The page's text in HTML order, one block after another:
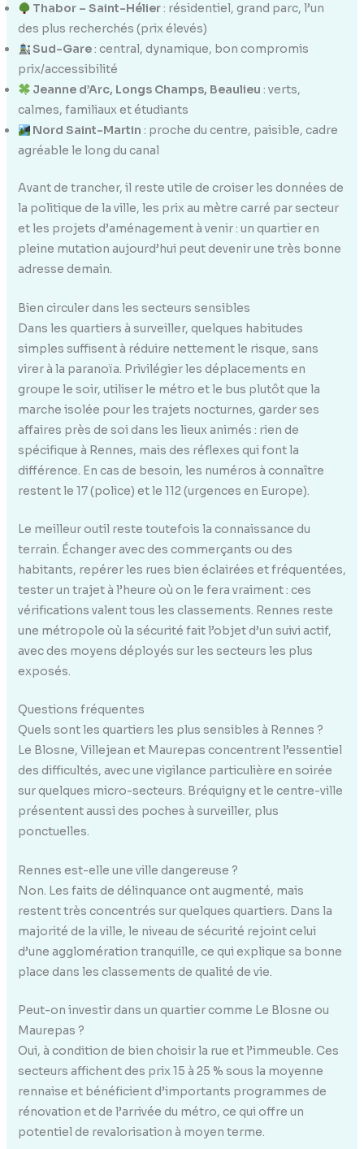
Thabor – Saint-Hélier: résidentiel, grand parc, l’un
des plus recherchés (prix élevés)
Sud-Gare: central, dynamique, bon compromis
prix/accessibilité
Jeanne d’Arc, Longs Champs, Beaulieu : verts,
calmes, familiaux et étudiants
Nord Saint-Martin : proche du centre, paisible, cadre
agréable le long du canal
Avant de trancher, il reste utile de croiser les données de
la politique de la ville, les prix au mètre carré par secteur
et les projets d’aménagement à venir : un quartier en
pleine mutation aujourd’hui peut devenir une très bonne
adresse demain.
Bien circuler dans les secteurs sensibles
Dans les quartiers à surveiller, quelques habitudes
simples suffisent à réduire nettement le risque, sans
virer à la paranoïa. Privilégier les déplacements en
groupe le soir, utiliser le métro et le bus plutôt que la
marche isolée pour les trajets nocturnes, garder ses
affaires près de soi dans les lieux animés : rien de
spécifique à Rennes, mais des réflexes qui font la
différence. En cas de besoin, les numéros à connaître
restent le 17 (police) et le 112 (urgences en Europe).
Le meilleur outil reste toutefois la connaissance du
terrain. Échanger avec des commerçants ou des
habitants, repérer les rues bien éclairées et fréquentées,
tester un trajet à l’heure où on le fera vraiment : ces
vérifications valent tous les classements. Rennes reste
une métropole où la sécurité fait l’objet d’un suivi actif,
avec des moyens déployés sur les secteurs les plus
exposés.
Questions fréquentes
Quels sont les quartiers les plus sensibles à Rennes ?
Le Blosne, Villejean et Maurepas concentrent l’essentiel
des difficultés, avec une vigilance particulière en soirée
sur quelques micro-secteurs. Bréquigny et le centre-ville
présentent aussi des poches à surveiller, plus
ponctuelles.
Rennes est-elle une ville dangereuse ?
Non. Les faits de délinquance ont augmenté, mais
restent très concentrés sur quelques quartiers. Dans la
majorité de la ville, le niveau de sécurité rejoint celui
d’une agglomération tranquille, ce qui explique sa bonne
place dans les classements de qualité de vie.
Peut-on investir dans un quartier comme Le Blosne ou
Maurepas ?
Oui, à condition de bien choisir la rue et l’immeuble. Ces
secteurs affichent des prix 15 à 25 % sous la moyenne
rennaise et bénéficient d’importants programmes de
rénovation et de l’arrivée du métro, ce qui offre un
potentiel de revalorisation à moyen terme.